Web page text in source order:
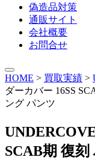
偽造品対策
通販サイト
会社概要
お問合せ
HOME > 買取実績 >
ダーカバー 16SS
ング パンツ
SCAB期 復